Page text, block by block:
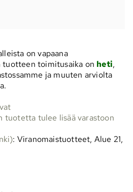
on vapaana
tuotteen toimitusaika on heti,
ja muuten arviolta
tuotetta tulee lisää varastoon
: Viranomaistuotteet, Alue 21,